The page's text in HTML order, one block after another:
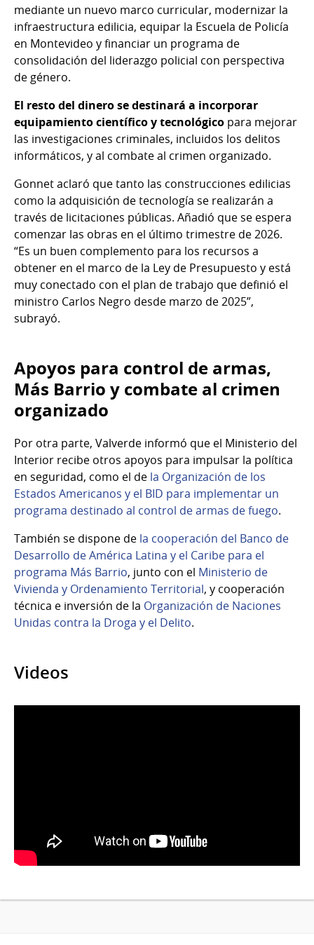
mediante un nuevo marco curricular, modernizar la
infraestructura edilicia, equipar la Escuela de Policía
en Montevideo y financiar un programa de
consolidación del liderazgo policial con perspectiva
de género.
El resto del dinero se destinará a incorporar
equipamiento científico y tecnológico para mejorar
las investigaciones criminales, incluidos los delitos
informáticos, y al combate al crimen organizado.
Gonnet aclaró que tanto las construcciones edilicias
como la adquisición de tecnología se realizarán a
través de licitaciones públicas. Añadió que se espera
comenzar las obras en el último trimestre de 2026.
“Es un buen complemento para los recursos a
obtener en el marco de la Ley de Presupuesto y está
muy conectado con el plan de trabajo que definió el
ministro Carlos Negro desde marzo de 2025”,
subrayó.
Apoyos para control de armas,
Más Barrio y combate al crimen
organizado
Por otra parte, Valverde informó que el Ministerio del
Interior recibe otros apoyos para impulsar la política
en seguridad, como el de la Organización de los
Estados Americanos y el BID para implementar un
programa destinado al control de armas de fuego.
También se dispone de la cooperación del Banco de
Desarrollo de América Latina y el Caribe para el
programa Más Barrio, junto con el Ministerio de
Vivienda y Ordenamiento Territorial, y cooperación
técnica e inversión de la Organización de Naciones
Unidas contra la Droga y el Delito.
Videos